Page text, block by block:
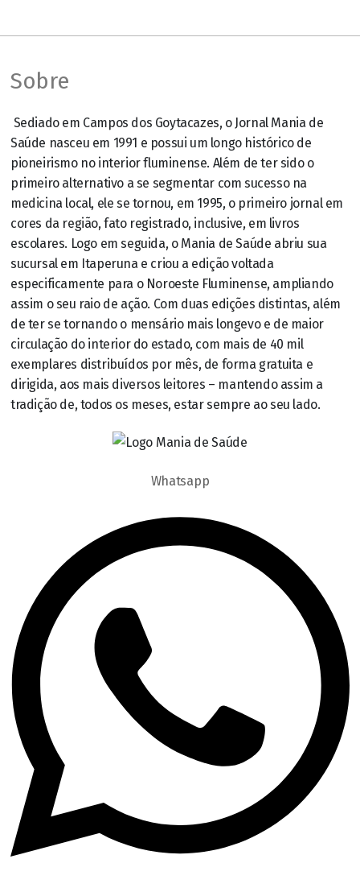
Sobre
Sediado em Campos dos Goytacazes, o Jornal Mania de
Saúde nasceu em 1991 e possui um longo histórico de
pioneirismo no interior fluminense. Além de ter sido o
primeiro alternativo a se segmentar com sucesso na
medicina local, ele se tornou, em 1995, o primeiro jornal em
cores da região, fato registrado, inclusive, em livros
escolares. Logo em seguida, o Mania de Saúde abriu sua
sucursal em Itaperuna e criou a edição voltada
especificamente para o Noroeste Fluminense, ampliando
assim o seu raio de ação. Com duas edições distintas, além
de ter se tornando o mensário mais longevo e de maior
circulação do interior do estado, com mais de 40 mil
exemplares distribuídos por mês, de forma gratuita e
dirigida, aos mais diversos leitores – mantendo assim a
tradição de, todos os meses, estar sempre ao seu lado.
Whatsapp